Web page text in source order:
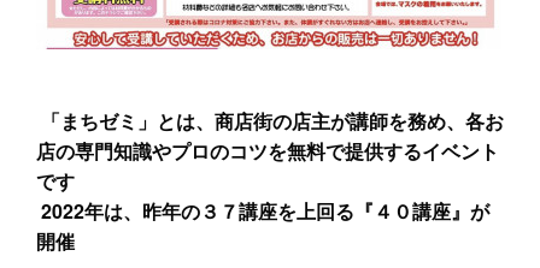
「まちゼミ」とは、商店街の店主が講師を務め、各お
店の専門知識やプロのコツを無料で提供するイベント
です
2022年は、昨年の３７講座を上回る『４０講座』が
開催